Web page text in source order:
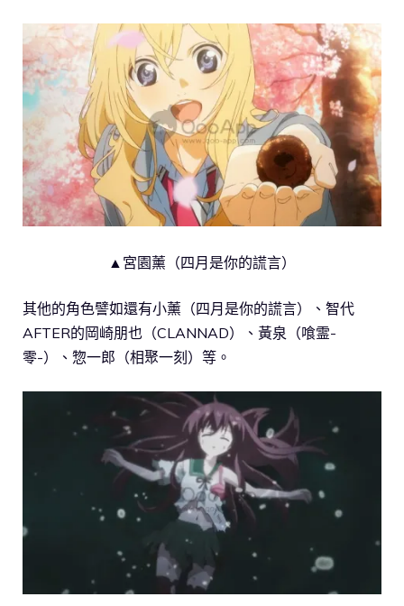
▲宮園薰（四月是你的謊言）
其他的角色譬如還有小薰（四月是你的謊言）、智代
AFTER的岡崎朋也（CLANNAD）、黃泉（喰霊-
零-）、惣一郎（相聚一刻）等。